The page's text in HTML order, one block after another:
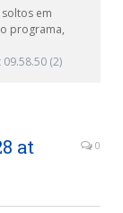
em
programa,
(2)
at
0